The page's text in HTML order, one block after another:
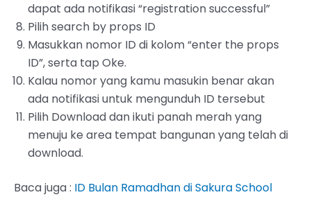
dapat ada notifikasi “registration successful”
‌Pilih search by props ID
‌Masukkan nomor ID di kolom “enter the props
ID”, serta tap Oke.
Kalau nomor yang kamu masukin benar akan
ada notifikasi untuk mengunduh ID tersebut
Pilih Download dan ikuti panah merah yang
menuju ke area tempat bangunan yang telah di
download.
Baca juga : ID Bulan Ramadhan di Sakura School